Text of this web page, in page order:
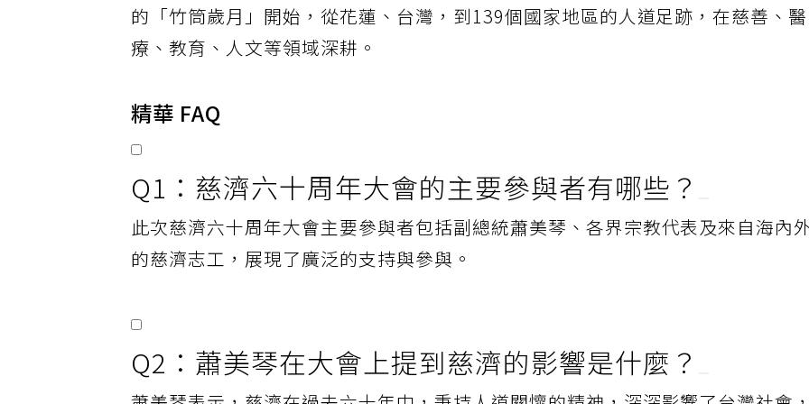
的「竹筒歲月」開始，從花蓮、台灣，到139個國家地區的人道足跡，在慈善、
療、教育、人文等領域深耕。
精華 FAQ
Q1：慈濟六十周年大會的主要參與者有哪些？
此次慈濟六十周年大會主要參與者包括副總統蕭美琴、各界宗教代表及來自海內
的慈濟志工，展現了廣泛的支持與參與。
Q2：蕭美琴在大會上提到慈濟的影響是什麼？